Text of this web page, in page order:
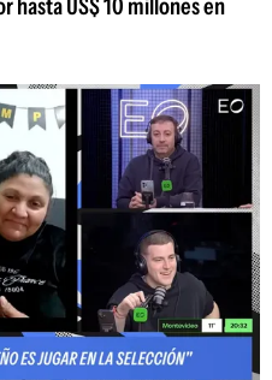
hasta US$ 10 millones en